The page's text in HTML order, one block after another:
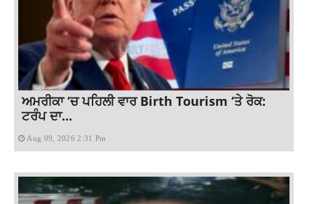
ਅਮਰੀਕਾ ‘ਚ ਪਹਿਲੀ ਵਾਰ Birth Tourism ‘ਤੇ ਰੋਕ:
ਟਰੰਪ ਦਾ...
Aug 09, 2026 2:31 Pm